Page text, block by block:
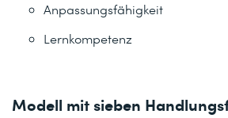
Anpassungsfähigkeit
Lernkompetenz
Modell mit sieben